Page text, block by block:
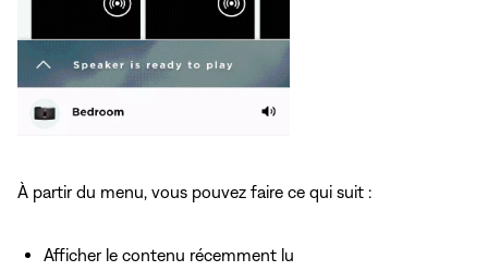
À partir du menu, vous pouvez faire ce qui suit :
Afficher le contenu récemment lu